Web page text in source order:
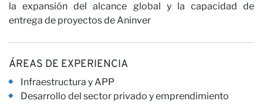
la expansión del alcance global y la capacidad de
entrega de proyectos de Aninver
ÁREAS DE EXPERIENCIA
Infraestructura y APP
Desarrollo del sector privado y emprendimiento